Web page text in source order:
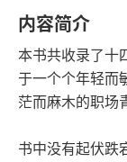
内容简介
本书共收录了十
于一个个年轻而
茫而麻木的职场
书中没有起伏跌